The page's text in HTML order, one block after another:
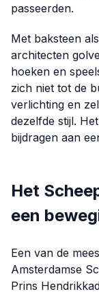
passeerden.
Met baksteen
architecten
hoeken en
zich niet tot de
verlichting en
dezelfde stijl.
bijdragen aan
Het
een
Een van de
Amsterdamse
Prins